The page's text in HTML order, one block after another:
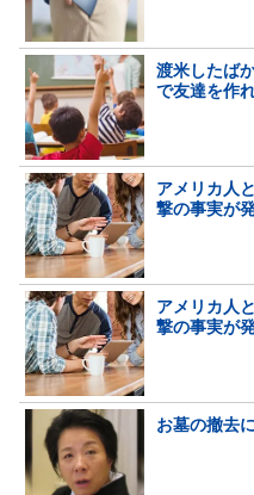
渡米したば
で友達を作
アメリカ人
撃の事実が
アメリカ人
撃の事実が
お墓の撤去